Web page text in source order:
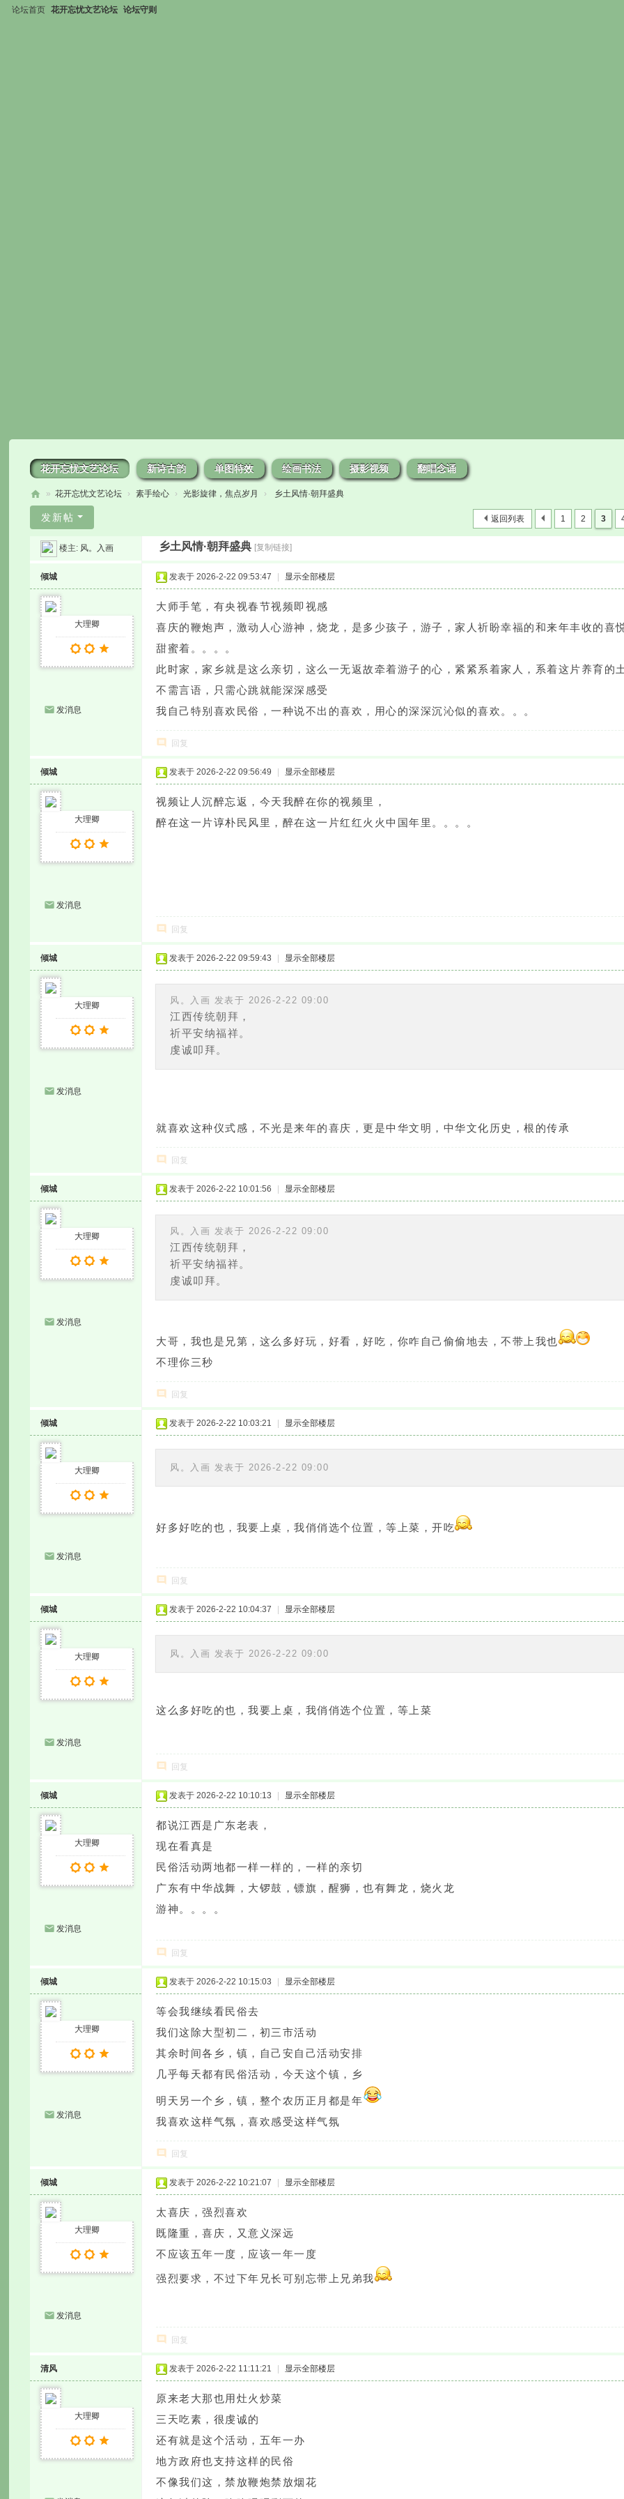
论坛首页 花开忘忧文艺论坛 论坛守则
花开忘忧文艺论坛 新诗古韵 单图特效 绘画书法 摄影视频 翻唱念诵
忘
忧
» 花开忘忧文艺论坛 › 素手绘心 › 光影旋律，焦点岁月 › 乡土风情·朝拜盛典
1 2 3
返回列表
发新帖
楼主: 风。入画 乡土风情·朝拜盛典 [复制链接]
倾城
大理卿
发消息
发表于 2026-2-22 09:53:47 显示全部楼层
大师手笔，有央视春节视频即视感
喜庆的鞭炮声，激动人心游神，烧龙，是多少孩子，游子，家人祈盼幸福的和来年丰收的喜
甜蜜着。。。。
此时家，家乡就是这么亲切，这么一无返故牵着游子的心，紧紧系着家人，系着这片养育的
不需言语，只需心跳就能深深感受
我自己特别喜欢民俗，一种说不出的喜欢，用心的深深沉沁似的喜欢。。。
回复
倾城
大理卿
发消息
发表于 2026-2-22 09:56:49 显示全部楼层
视频让人沉醉忘返，今天我醉在你的视频里，
醉在这一片谆朴民风里，醉在这一片红红火火中国年里。。。。
回复
倾城
大理卿
发消息
发表于 2026-2-22 09:59:43 显示全部楼层
风。入画 发表于 2026-2-22 09:00
江西传统朝拜，
祈平安纳福祥。
虔诚叩拜。
就喜欢这种仪式感，不光是来年的喜庆，更是中华文明，中华文化历史，根的传承
回复
倾城
大理卿
发消息
发表于 2026-2-22 10:01:56 显示全部楼层
风。入画 发表于 2026-2-22 09:00
江西传统朝拜，
祈平安纳福祥。
虔诚叩拜。
大哥，我也是兄第，这么多好玩，好看，好吃，你咋自己偷偷地去，不带上我也
不理你三秒
回复
倾城
大理卿
发消息
发表于 2026-2-22 10:03:21 显示全部楼层
风。入画 发表于 2026-2-22 09:00
好多好吃的也，我要上桌，我俏俏选个位置，等上菜，开吃
回复
倾城
大理卿
发消息
发表于 2026-2-22 10:04:37 显示全部楼层
风。入画 发表于 2026-2-22 09:00
这么多好吃的也，我要上桌，我俏俏选个位置，等上菜
回复
倾城
大理卿
发消息
发表于 2026-2-22 10:10:13 显示全部楼层
都说江西是广东老表，
现在看真是
民俗活动两地都一样一样的，一样的亲切
广东有中华战舞，大锣鼓，镖旗，醒狮，也有舞龙，烧火龙
游神。。。。
回复
倾城
大理卿
发消息
发表于 2026-2-22 10:15:03 显示全部楼层
等会我继续看民俗去
我们这除大型初二，初三市活动
其余时间各乡，镇，自己安自己活动安排
几乎每天都有民俗活动，今天这个镇，乡
明天另一个乡，镇，整个农历正月都是年
我喜欢这样气氛，喜欢感受这样气氛
回复
倾城
大理卿
发消息
发表于 2026-2-22 10:21:07 显示全部楼层
太喜庆，强烈喜欢
既隆重，喜庆，又意义深远
不应该五年一度，应该一年一度
强烈要求，不过下年兄长可别忘带上兄弟我
回复
清风
大理卿
发表于 2026-2-22 11:11:21 显示全部楼层
原来老大那也用灶火炒菜
三天吃素，很虔诚的
还有就是这个活动，五年一办
地方政府也支持这样的民俗
不像我们这，禁放鞭炮禁放烟花